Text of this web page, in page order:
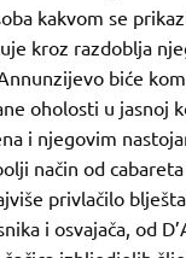
kakvom se
kroz razdoblja
biće
oholosti u jasnoj
i njegovim
način od
privlačilo
i osvajača, od